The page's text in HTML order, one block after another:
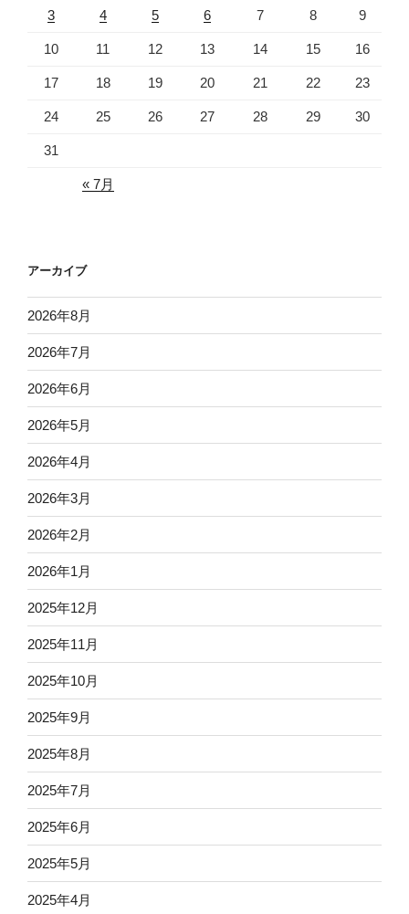
3 4 5 6 7 8 9
10 11 12 13 14 15 16
17 18 19 20 21 22 23
24 25 26 27 28 29 30
31
« 7月
アーカイブ
2026年8月
2026年7月
2026年6月
2026年5月
2026年4月
2026年3月
2026年2月
2026年1月
2025年12月
2025年11月
2025年10月
2025年9月
2025年8月
2025年7月
2025年6月
2025年5月
2025年4月